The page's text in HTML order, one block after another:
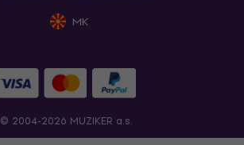
MK
© 2004-2026 MUZIKER a.s.